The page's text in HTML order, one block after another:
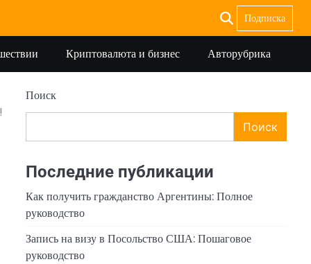
Подписка
Криптовалюта и бизнес Авторубрика
Поиск
Поиск
Последние публикации
Как получить гражданство Аргентины: Полное
руководство
Запись на визу в Посольство США: Пошаговое
руководство